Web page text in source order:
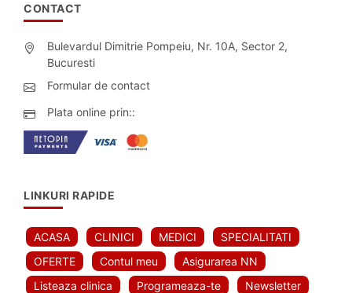
CONTACT
Bulevardul Dimitrie Pompeiu, Nr. 10A, Sector 2,
Bucuresti
Formular de contact
Plata online prin::
LINKURI RAPIDE
ACASA CLINICI MEDICI
SPECIALITATI
OFERTE
Contul meu
Asigurarea NN
Listeaza clinica
Programeaza-te Newsletter